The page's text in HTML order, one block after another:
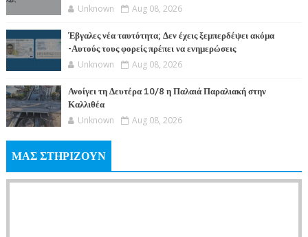
Unknown Aug 08, 2026
Έβγαλες νέα ταυτότητα; Δεν έχεις ξεμπερδέψει ακόμα
-Αυτούς τους φορείς πρέπει να ενημερώσεις
Unknown Aug 08, 2026
Ανοίγει τη Δευτέρα 10/8 η Παλαιά Παραλιακή στην
Καλλιθέα
Unknown Aug 08, 2026
ΜΑΣ ΣΤΗΡΙΖΟΥΝ